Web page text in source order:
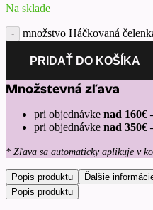
Na sklade
množstvo Háčkovaná
PRIDAŤ DO KOŠÍKA
Množstevná zľava
pri objednávke nad 160€
pri objednávke nad 350€
* Zľava sa automaticky aplikuje v
Popis produktu
Ďalšie
Popis produktu